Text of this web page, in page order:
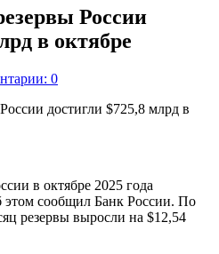
России
в октябре
0
в октябре 2025 года
этом сообщил Банк России. По
резервы выросли на $12,54